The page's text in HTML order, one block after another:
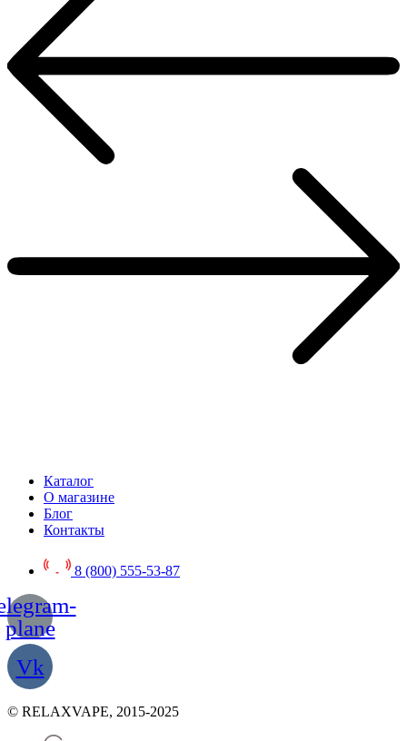
Каталог
О магазине
Блог
Контакты
8 (800) 555-53-87
plane
Vk
© RELAXVAPE, 2015-2025